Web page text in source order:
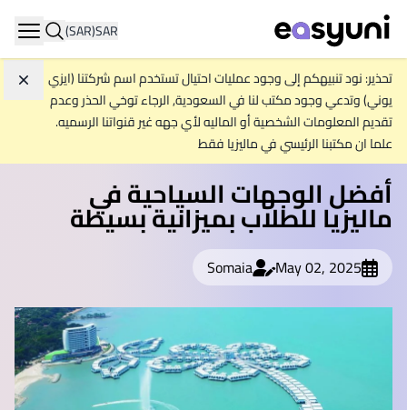
SAR
(SAR)
تحذير: نود تنبيهكم إلى وجود عمليات احتيال تستخدم اسم شركتنا (ايزي
يوني) وتدعي وجود مكتب لنا في السعودية, الرجاء توخي الحذر وعدم
تقديم المعلومات الشخصية أو الماليه لأي جهه غير قنواتنا الرسميه.
علما ان مكتبنا الرئيسي في ماليزيا فقط
أفضل الوجهات السياحية في
ماليزيا للطلاب بميزانية بسيطة
May 02, 2025
Somaia